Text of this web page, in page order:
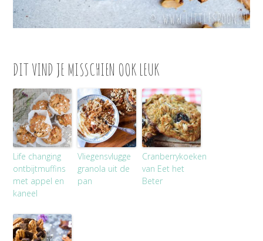
DIT VIND JE MISSCHIEN OOK LEUK
Life changing
ontbijtmuffins
met appel en
kaneel
Vliegensvlugge
granola uit de
pan
Cranberrykoeken
van Eet het
Beter